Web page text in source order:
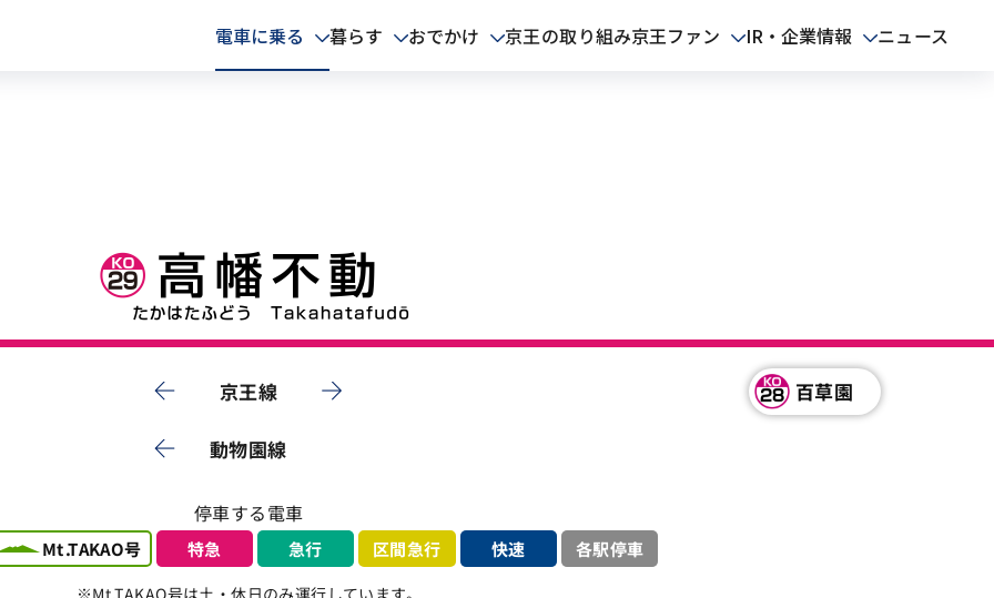
電車に乗る 暮らす おでかけ 京王の取り組み京王ファン IR・企業情報 ニュース
京王線 百草園
動物園線
停車する電車
Mt.TAKAO号 特急 急行 区間急行 快速 各駅停車